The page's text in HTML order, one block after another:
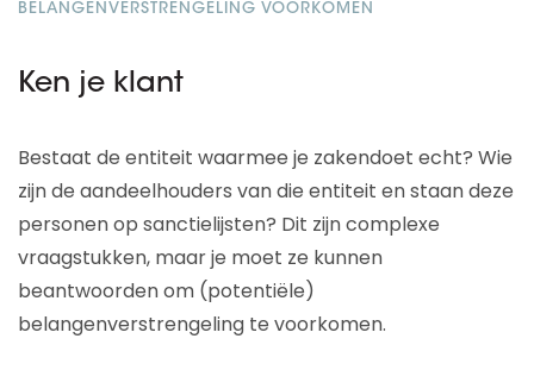
BELANGENVERSTRENGELING VOORKOMEN
Ken je klant
Bestaat de entiteit waarmee je zakendoet echt? Wie
zijn de aandeelhouders van die entiteit en staan deze
personen op sanctielijsten? Dit zijn complexe
vraagstukken, maar je moet ze kunnen
beantwoorden om (potentiële)
belangenverstrengeling te voorkomen.